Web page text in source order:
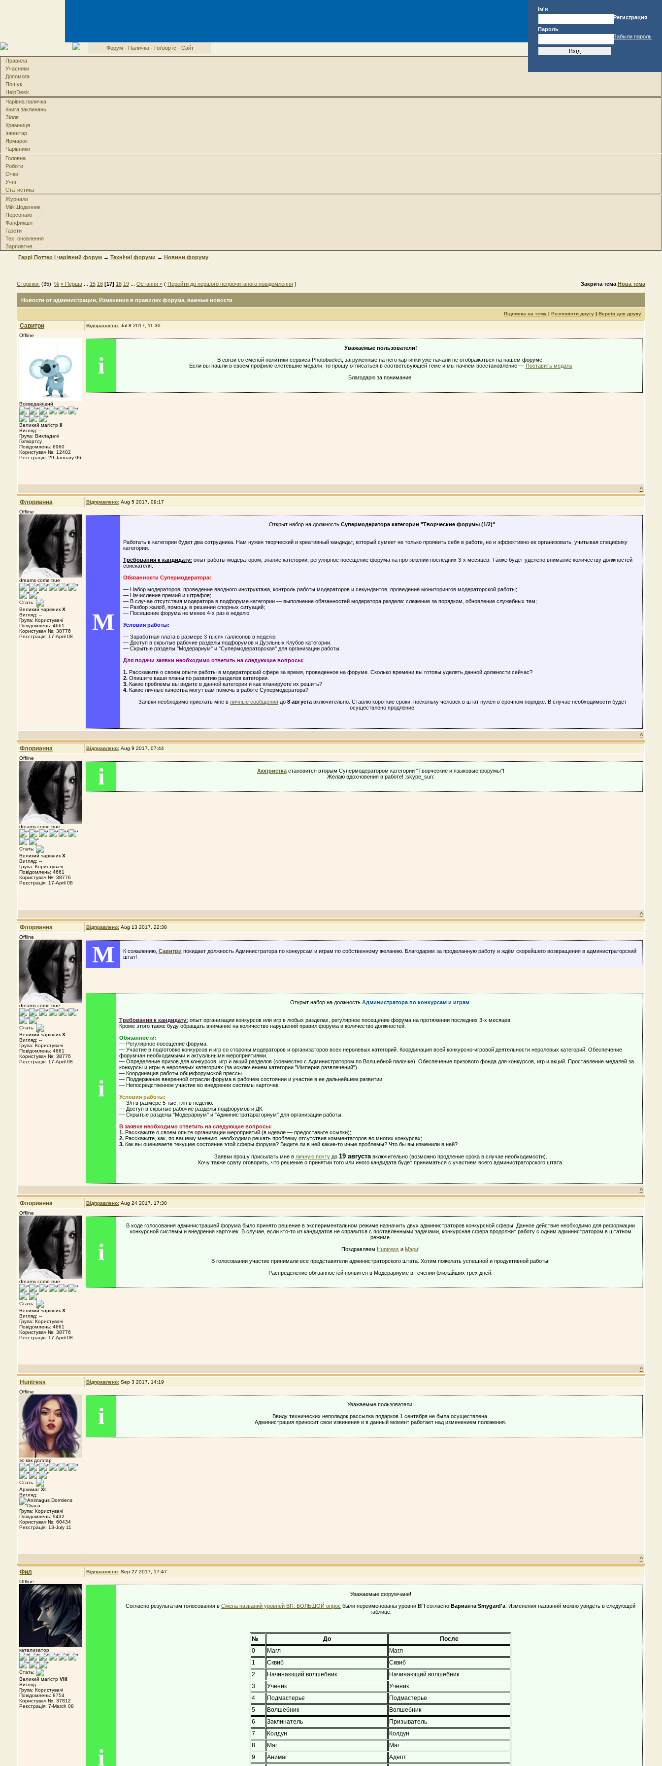
Ім'я
Пароль
Регистрация
Забыли пароль
Форум · Паличка· Гоґвортс · Сайт
Правила
Учасники
Допомога
Пошук
HelpDesk
Чарівна паличка
Книга заклинань
Зілля
Крамниця
Інвентар
Ярмарок
Чарівники
Головна
Роботи
Очки
Учні
Статистика
Журнали
Мій Щоденник
Персонажі
Фанфикшн
Газети
Тех. оновлення
Зарплатня
Гаррі Поттер і чарівний форум→ Технічні форуми → Новини форуму
Сторінки: (35) % « Перша... 15 16 [17] 18 19... Остання »( Перейти до першого непрочитаного повідомлення) Закрита тема Нова тема
Новости от администрации, Изменения в правилах форума, важные новости
Підписка на тему |Розповісти другу |Версія для друку
Савитри Відправлено: Jul 8 2017, 11:30
Offline
Всеведающий
Великий магістр II
Вигляд: --
Група: Викладачі
Гоґвортсу
Повідомлень: 6960
Користувач №: 12402
Реєстрація: 29-January 06
i
Уважаемые пользователи!
В связи со сменой политики сервиса Photobucket, загруженные на него картинки уже начали не отображаться на нашем форуме.
Если вы нашли в своем профиле слетевшие медали, то прошу отписаться в соответсвующей теме и мы начнем восстановление — Поставить медаль
Благодарю за понимание.
^
Флорианна Відправлено: Aug 5 2017, 09:17
Offline
dreams come true
Стать:
Великий чарівник X
Вигляд: --
Група: Користувачі
Повідомлень: 4661
Користувач №: 38776
Реєстрація: 17-April 08
M
Открыт набор на должность Супермодератора категории "Творческие форумы (1/2)".
Работать в категории будет два сотрудника. Нам нужен творческий и креативный кандидат, который сумеет не только проявить себя в работе, но и эффективно ее организовать, учитывая специфику
категории.
Требования к кандидату: опыт работы модератором, знание категории, регулярное посещение форума на протяжении последних 3-х месяцев. Также будет уделено внимание количеству должностей
соискателя.
Обязанности Супермодератора:
— Набор модераторов, проведение вводного инструктажа, контроль работы модераторов и секундантов, проведение мониторингов модераторской работы;
— Начисление премий и штрафов;
— В случае отсутствия модератора в подфоруме категории — выполнение обязанностей модератора раздела: слежение за порядком, обновление служебных тем;
— Разбор жалоб, помощь в решении спорных ситуаций;
— Посещение форума не менее 4-х раз в неделю.
Условия работы:
— Заработная плата в размере 3 тысяч галлеонов в неделю.
— Доступ в скрытые рабочие разделы подфорумов и Дуэльных Клубов категории.
— Скрытые разделы "Модерариум" и "Супермодераторская" для организации работы.
Для подачи заявки необходимо ответить на следующие вопросы:
1.Расскажите о своем опыте работы в модераторский сфере за время, проведенное на форуме. Сколько времени вы готовы уделять данной должности сейчас?
2.Опишите ваши планы по развитию разделов категории.
3.Какие проблемы вы видите в данной категории и как планируете их решить?
4.Какие личные качества могут вам помочь в работе Супермодератора?
Заявки необходимо прислать мне в личные сообщения до8 августа включительно. Ставлю короткие сроки, поскольку человек в штат нужен в срочном порядке. В случае необходимости будет
осуществлено продление.
^
Флорианна Відправлено: Aug 9 2017, 07:44
Offline
dreams come true
Стать:
Великий чарівник X
Вигляд: --
Група: Користувачі
Повідомлень: 4661
Користувач №: 38776
Реєстрація: 17-April 08
i Хюпристкастановится вторым Супермодератором категории "Творческие и языковые форумы"!
Желаю вдохновения в работе! :skype_sun:
^
Флорианна Відправлено: Aug 13 2017, 22:38
Offline
dreams come true
Стать:
Великий чарівник X
Вигляд: --
Група: Користувачі
Повідомлень: 4661
Користувач №: 38776
Реєстрація: 17-April 08
M К сожалению, Савитри покидает должность Администратора по конкурсам и играм по собственному желанию. Благодарим за проделанную работу и ждём скорейшего возвращения в администраторский
штат!
i
Открыт набор на должностьАдминистратора по конкурсам и играм
Требования к кандидату: опыт организации конкурсов или игр в любых разделах, регулярное посещение форума на протяжении последних 3-х месяцев.
Кроме этого также буду обращать внимание на количество нарушений правил форума и количество должностей.
Обязанности:
— Регулярное посещение форума.
— Участие в подготовке конкурсов и игр со стороны модераторов и организаторов всех неролевых категорий. Координация всей конкурсно-игровой деятельности неролевых категорий. Обеспечение
форумчан необходимыми и актуальными мероприятиями.
— Определение призов для конкурсов, игр и акций разделов (совместно с Администратором по Волшебной палочке). Обеспечение призового фонда для конкурсов, игр и акций. Проставление медалей за
конкурсы и игры в неролевых категориях (за исключением категории "Империя развлечений").
— Координация работы общефорумской прессы.
— Поддержание вверенной отрасли форума в рабочем состоянии и участие в ее дальнейшем развитии.
— Непосредственное участие во внедрении системы карточек.
Условия работы:
— З/п в размере 5 тыс. глн в неделю.
— Доступ в скрытые рабочие разделы подфорумов и ДК.
— Скрытые разделы "Модерариум" и "Администратараториум" для организации работы.
В заявке необходимо ответить на следующие вопросы:
1.Расскажите о своем опыте организации мероприятий (в идеале — предоставьте ссылки);
2.Расскажите, как, по вашему мнению, необходимо решать проблему отсутствия комментаторов во многих конкурсах;
3.Как вы оцениваете текущее состояние этой сферы форума? Видите ли в ней какие-то иные проблемы? Что бы вы изменили в ней?
Заявки прошу присылать мне в личную почтудо 19 августавключительно (возможно продление срока в случае необходимости).
Хочу также сразу оговорить, что решение о принятии того или иного кандидата будет приниматься с участием всего администраторского штата.
^
Флорианна Відправлено: Aug 24 2017, 17:30
Offline
dreams come true
Стать:
Великий чарівник X
Вигляд: --
Група: Користувачі
Повідомлень: 4661
Користувач №: 38776
Реєстрація: 17-April 08
i
В ходе голосования администрацией форума было принято решение в экспериментальном режиме назначить двух администраторов конкурсной сферы. Данное действие необходимо для реформации
конкурсной системы и внедрения карточек. В случае, если кто-то из кандидатов не справится с поставленными задачами, конкурсная сфера продолжит работу с одним администратором в штатном
режиме.
Поздравляем Huntress и Мэри!
В голосовании участие принимали все представители администраторского штата. Хотим пожелать успешной и продуктивной работы!
Распределение обязанностей появится в Модерариуме в течении ближайших трёх дней.
^
Huntress Відправлено: Sep 3 2017, 14:19
Offline
эс как доллар
Стать:
Архимаг XI
Вигляд:
Група: Користувачі
Повідомлень: 9432
Користувач №: 60434
Реєстрація: 13-July 11
i
Уважаемые пользователи!
Ввиду технических неполадок рассылка подарков 1 сентября не была осуществлена.
Администрация приносит свои извинения и в данный момент работает над изменением положения.
^
Фил Відправлено: Sep 27 2017, 17:47
Offline
катализатор
Стать:
Великий магістр VIII
Вигляд: --
Група: Користувачі
Повідомлень: 8754
Користувач №: 37812
Реєстрація: 7-March 08
i
Уважаемые форумчане!
Согласно результатам голосования вСмена названий уровней ВП. БОЛЬШОЙ опрос были переименованы уровни ВП согласноВарианта Smygard'a . Изменения названий можно увидеть в следующей
таблице:
№ До
После
0
Магл
Магл
1
Сквиб
Сквиб
2
Начинающий волшебник
Начинающий волшебник
3
Ученик
Ученик
4
Подмастерье
Подмастерье
5
Волшебник
Волшебник
6
Заклинатель
Призыватель
7
Колдун
Колдун
8
Маг
Маг
9
Анимаг
Адепт